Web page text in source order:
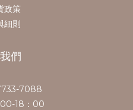
政策
細則
們
7088
18：00